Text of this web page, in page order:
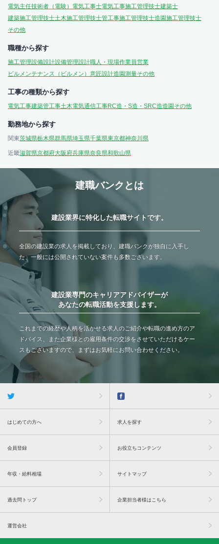
電気主任技術者（電験） 電気工事士電気工事施工管理技士建築士
建築施工管理技士土木施工管理技士管工事施工管理技士造園施工管理技士
その他
職種から探す
施工管理設備設計設備管理設計職人・現場作業員営業
ビルメンテナンス（ビルメン） 意匠設計造園測量その他
工事の種類から探す
電気工事建築管工事土木電気通信工事RC造・S造・SRC造造園 その他
勤務地から探す
関東茨城県栃木県群馬県埼玉県千葉県東京都神奈川県
近畿滋賀県京都府大阪府兵庫県奈良県和歌山県
建職バンクとは
建設業界に特化した転職サイトです。
全国の建設業の求人を掲載しており、建職バンクが独自に入手し
た、一般には公開されていない案件も多数ございます。
建設業専門のキャリアアドバイザーが
あなたの転職活動を支援します。
これまでの経歴や人柄を活かせる求人のご紹介や転職の進め方のア
ドバイス、また企業様との雇用条件の交渉をさせていただけるケー
スもございますので、まずはお気軽にお問い合わせください。
はじめての方へ 求人を探す
会員登録 お役立ちコンテンツ
年収・給料相場 サイトマップ
過去問トップ 企業担当者様はこちら
運営会社